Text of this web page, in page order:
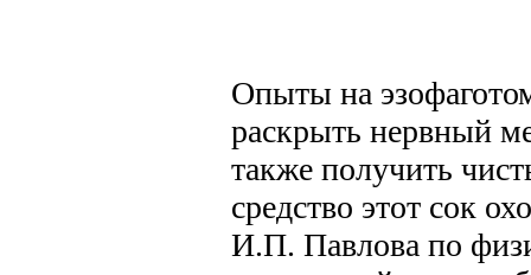
Опыты на
раскрыть нервный
также получить
средство этот сок
И.П. Павлова по